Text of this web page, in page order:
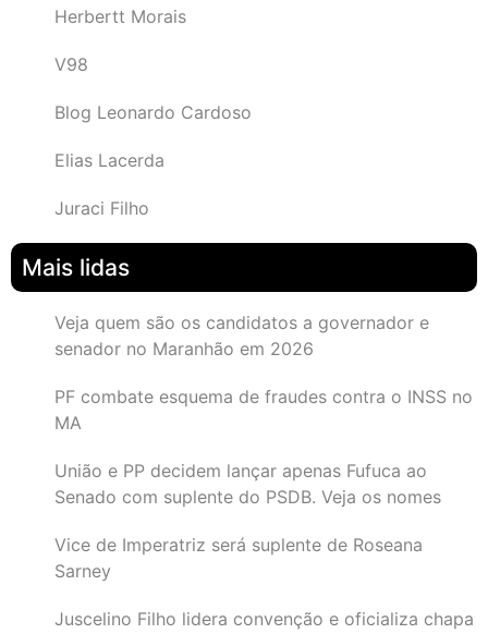
Herbertt Morais
V98
Blog Leonardo Cardoso
Elias Lacerda
Juraci Filho
Mais lidas
Veja quem são os candidatos a governador e
senador no Maranhão em 2026
PF combate esquema de fraudes contra o INSS no
MA
União e PP decidem lançar apenas Fufuca ao
Senado com suplente do PSDB. Veja os nomes
Vice de Imperatriz será suplente de Roseana
Sarney
Juscelino Filho lidera convenção e oficializa chapa